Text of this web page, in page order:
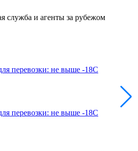
служба и агенты за рубежом
перевозки: не выше -18С
перевозки: не выше -18С